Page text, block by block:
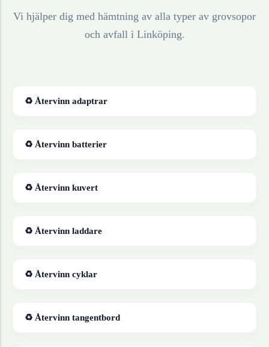
Vi hjälper dig med hämtning av alla typer av grovsopor
och avfall i Linköping.
♻ Återvinn adaptrar
♻ Återvinn batterier
♻ Återvinn kuvert
♻ Återvinn laddare
♻ Återvinn cyklar
♻ Återvinn tangentbord